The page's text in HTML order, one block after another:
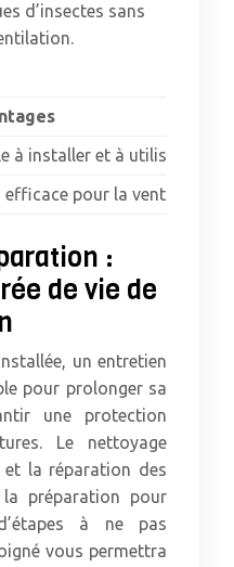
d’insectes sans
à installer et à utiliser
efficace pour la ventilation
:
de vie de
un entretien
pour prolonger sa
une protection
Le nettoyage
et la réparation des
préparation pour
à ne pas
vous permettra